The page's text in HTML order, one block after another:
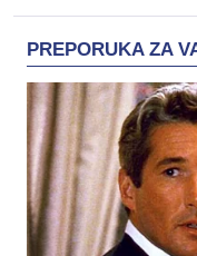
PREPORUKA ZA